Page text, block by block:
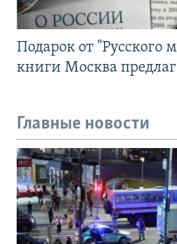
Подарок от "Русского
книги Москва
Главные новости